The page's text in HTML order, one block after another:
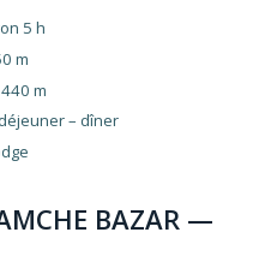
5 h
m
m
– dîner
BAZAR —